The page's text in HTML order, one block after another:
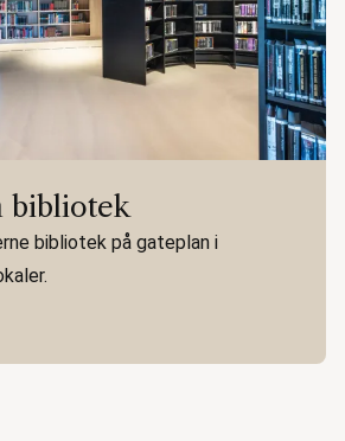
bibliotek
bibliotek på gateplan i